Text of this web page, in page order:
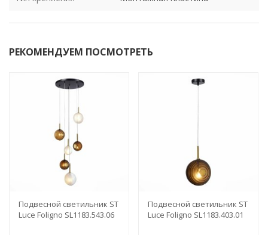
РЕКОМЕНДУЕМ ПОСМОТРЕТЬ
Подвесной светильник ST
Luce Foligno SL1183.543.06
Подвесной светильник ST
Luce Foligno SL1183.403.01